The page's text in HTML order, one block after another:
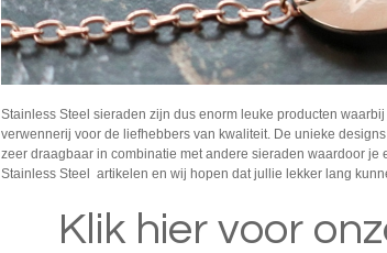
Stainless Steel sieraden zijn dus enorm leuke producten
verwennerij voor de liefhebbers van kwaliteit. De unieke
zeer draagbaar in combinatie met andere sieraden waardoor
Stainless Steel artikelen en wij hopen dat jullie lekker lang
Klik hier voor